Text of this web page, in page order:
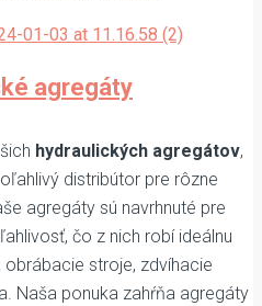
agregáty
hydraulických agregátov,
distribútor pre rôzne
agregáty sú navrhnuté pre
čo z nich robí ideálnu
stroje, zdvíhacie
Naša ponuka zahŕňa agregáty